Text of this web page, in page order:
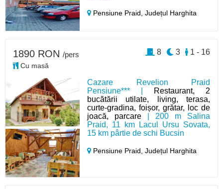
Pensiune Praid,Județul Harghita
Cazare Revelion Praid
Pensiune*** |
Restaurant, 2
bucătării utilate, living, terasa,
curte-gradina, foișor, grătar, loc de
joacă, parcare | 200 m Salina
Praid, 11 km Lacul Ursu Sovata,
15 km pârtie de schi Bucsin
Pensiune Praid,Județul Harghita
1890 RON /pers
Cu masă
1 - 16
3
8